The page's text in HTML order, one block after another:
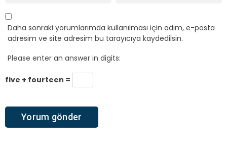
Daha sonraki yorumlarımda kullanılması için adım, e-posta
adresim ve site adresim bu tarayıcıya kaydedilsin.
Please enter an answer in digits:
five + fourteen =